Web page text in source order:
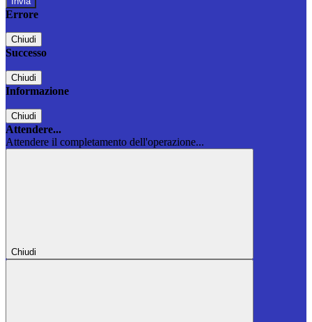
Errore
Chiudi
Successo
Chiudi
Informazione
Chiudi
Attendere...
Attendere il completamento dell'operazione...
Chiudi